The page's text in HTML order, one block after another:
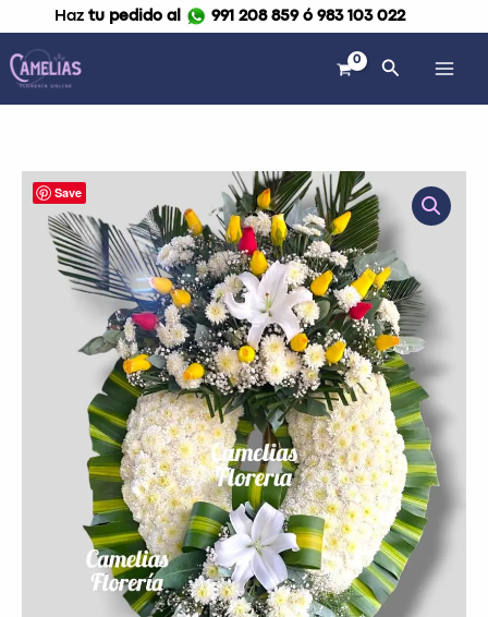
al
contenido
Haz tu pedido al 991 208 859 ó 983 103 022
Buscar
Corona
Fúnebre
parante
Save